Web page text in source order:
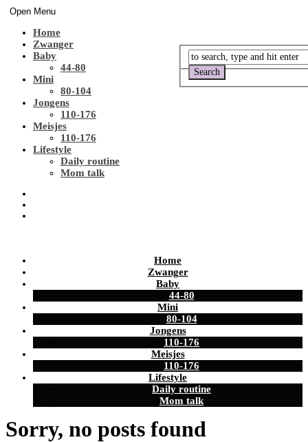
Open Menu
Home
Zwanger
Baby
44-80
Mini
80-104
Jongens
110-176
Meisjes
110-176
Lifestyle
Daily routine
Mom talk
Home
Zwanger
Baby
44-80
Mini
80-104
Jongens
110-176
Meisjes
110-176
Lifestyle
Daily routine
Mom talk
Sorry, no posts found